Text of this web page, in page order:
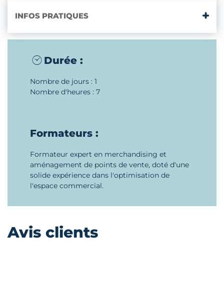
INFOS PRATIQUES
Durée :
Nombre de jours : 1
Nombre d'heures : 7
Formateurs :
Formateur expert en merchandising et
aménagement de points de vente, doté d'une
solide expérience dans l'optimisation de
l'espace commercial.
Avis clients